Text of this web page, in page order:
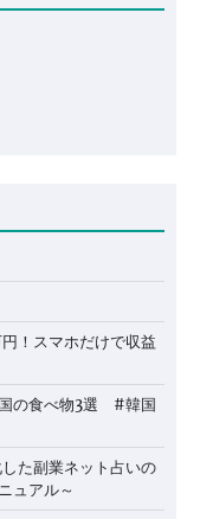
！スマホだけで収益
国の食べ物3選 #韓国
た副業ネット占いの
ュアル～